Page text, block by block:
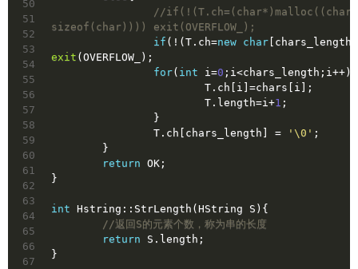
50
51
52
53
54
55
56
57
58
59
60
61
62
63
64
65
66
67
//
sizeof(char)))) exit(OVERFLOW_);
if (!(T.ch=new char [chars_length+
exit (OVERFLOW_);
for( int i=0 ;i<chars_length;i++){
			T.ch[i]=chars[i];
			T.length=i+
1 ;
		}
		T.ch[chars_length] =
'\0' ;
	}
return OK;
}
int Hstring::StrLength(HString S){
//返回S的元素个数，称为串的长度
return S.length;
}